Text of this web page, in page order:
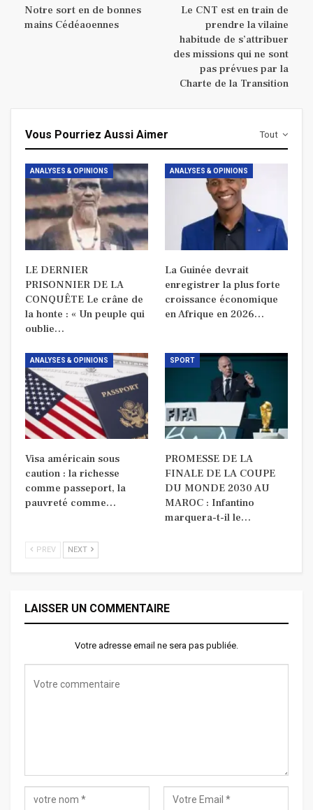
Notre sort en de bonnes
mains Cédéaoennes
Le CNT est en train de
prendre la vilaine
habitude de s’attribuer
des missions qui ne sont
pas prévues par la
Charte de la Transition
Tout
Vous Pourriez Aussi Aimer
ANALYSES & OPINIONS
LE DERNIER
PRISONNIER DE LA
CONQUÊTE Le crâne de
la honte : « Un peuple qui
oublie…
ANALYSES & OPINIONS
La Guinée devrait
enregistrer la plus forte
croissance économique
en Afrique en 2026…
ANALYSES & OPINIONS
Visa américain sous
caution : la richesse
comme passeport, la
pauvreté comme…
SPORT
PROMESSE DE LA
FINALE DE LA COUPE
DU MONDE 2030 AU
MAROC : Infantino
marquera-t-il le…
PREV NEXT
LAISSER UN COMMENTAIRE
Votre adresse email ne sera pas publiée.